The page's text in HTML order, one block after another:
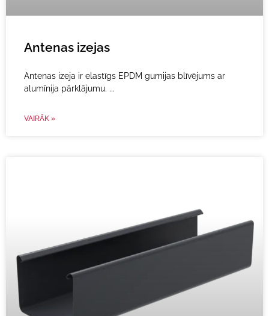
Antenas izejas
Antenas izeja ir elastīgs EPDM gumijas blīvējums ar
alumīnija pārklājumu.
VAIRĀK »